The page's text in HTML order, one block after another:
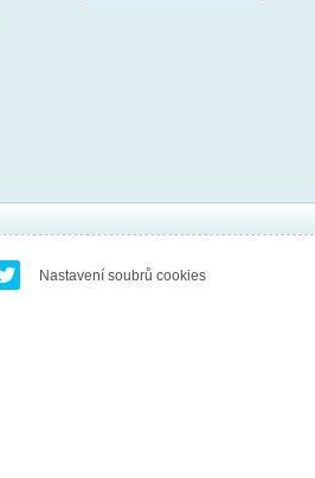
Nastavení soubrů cookies